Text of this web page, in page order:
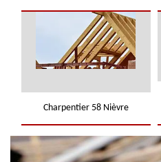
Charpentier 58 Nièvre